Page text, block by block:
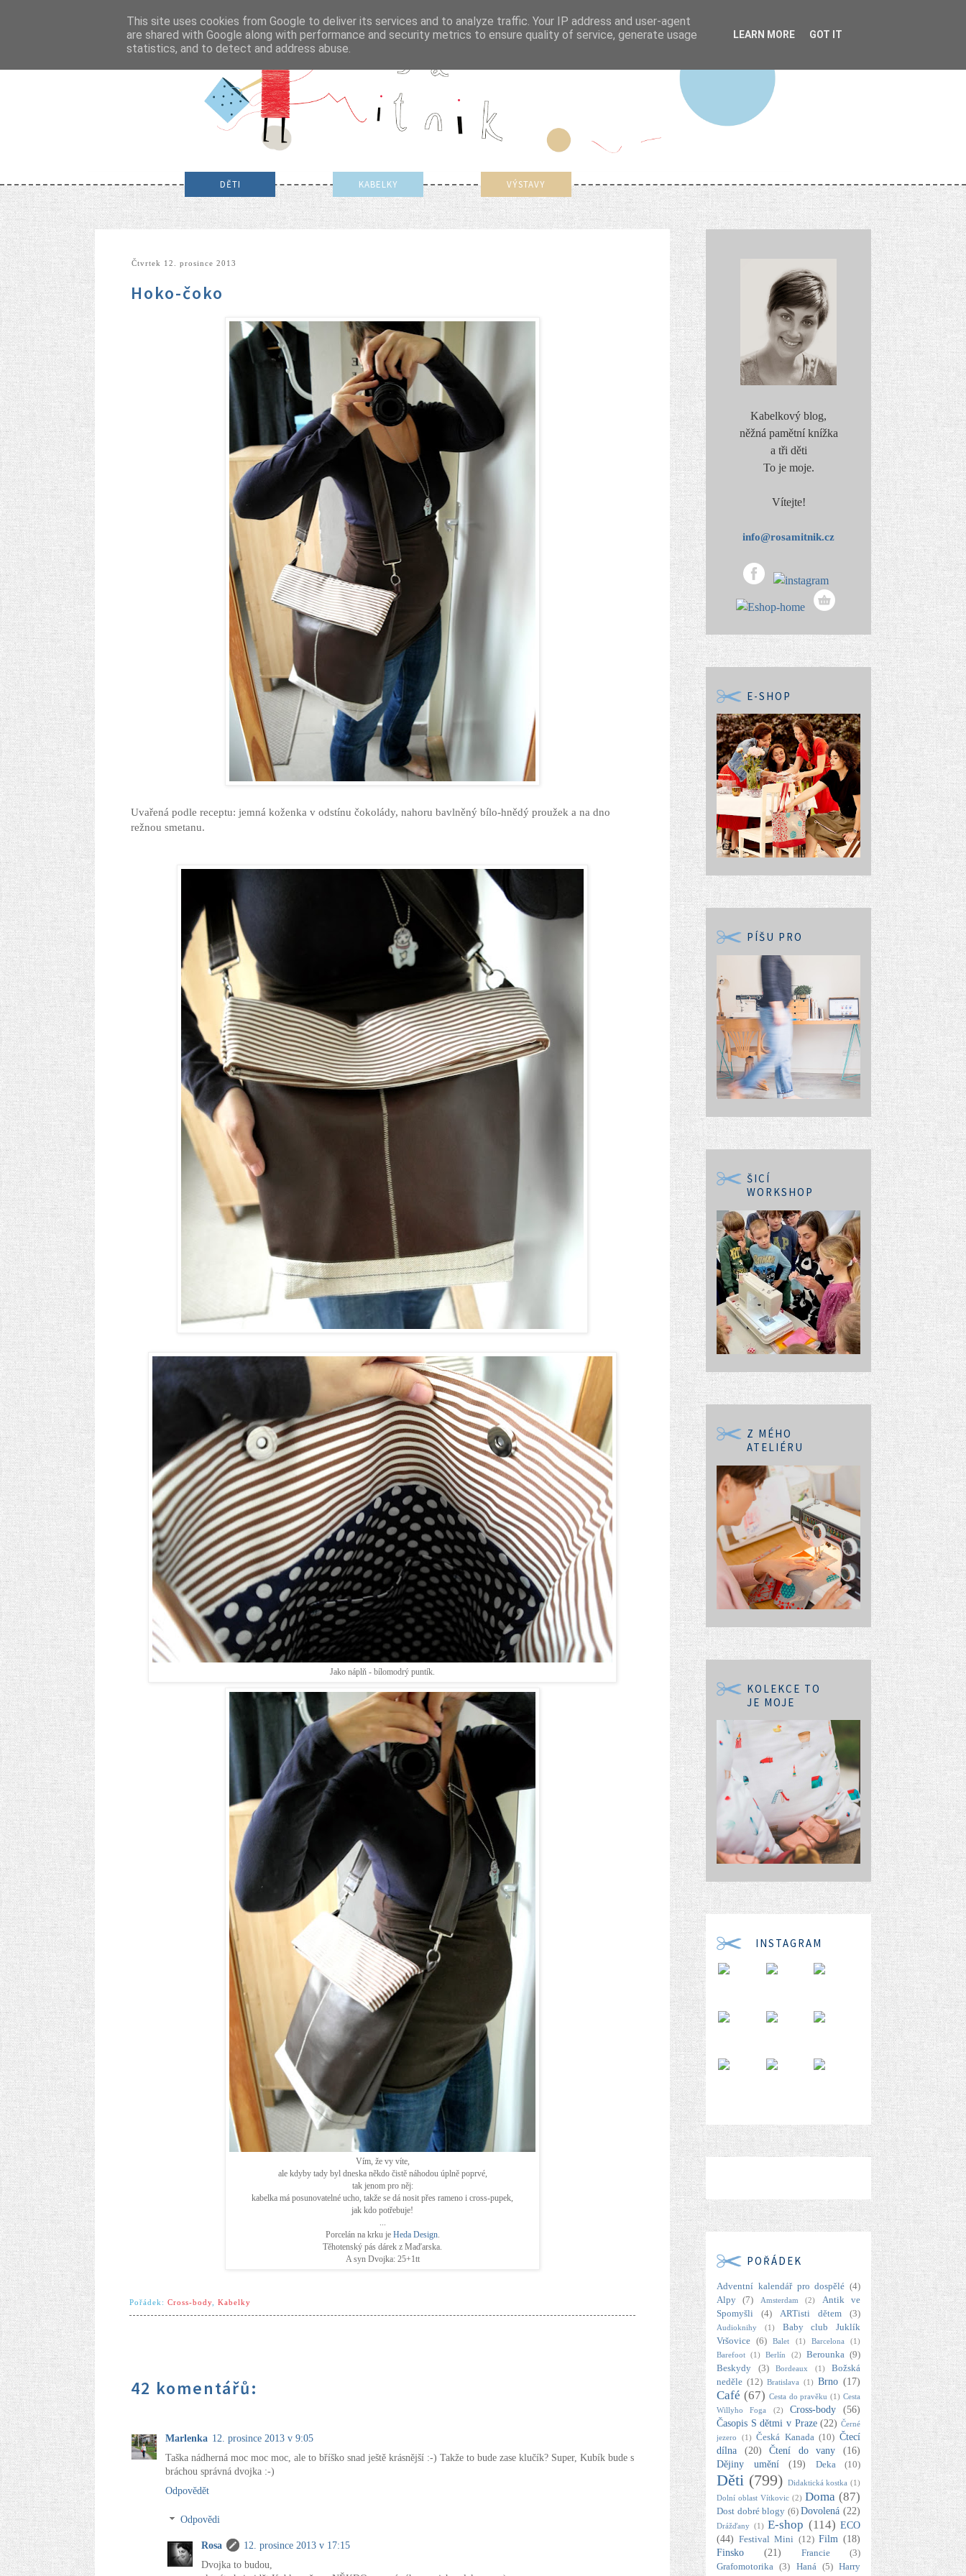
DĚTI KABELKY VÝSTAVY
čtvrtek 12. prosince 2013
Hoko-čoko
Uvařená podle receptu: jemná koženka v odstínu čokolády, nahoru bavlněný bílo-hnědý proužek a na dno
režnou smetanu.
Jako náplň - bílomodrý puntík.
Vím, že vy víte,
ale kdyby tady byl dneska někdo čistě náhodou úplně poprvé,
tak jenom pro něj:
kabelka má posunovatelné ucho, takže se dá nosit přes rameno i cross-pupek,
jak kdo potřebuje!
...
Porcelán na krku je Heda Design.
Těhotenský pás dárek z Maďarska.
A syn Dvojka: 25+1tt
Pořádek: Cross-body, Kabelky
42 komentářů:
Marlenka 12. prosince 2013 v 9:05
Taška nádherná moc moc moc, ale to bříško snad ještě krásnější :-) Takže to bude zase klučík? Super, Kubík bude s
bráchou správná dvojka :-)
Odpovědět
Odpovědi
Rosa
12. prosince 2013 v 17:15
Dvojka to budou,
Kabelkový blog,
něžná pamětní knížka
a tři děti
To je moje.
Vítejte!
info@rosamitnik.cz
E-SHOP
PÍŠU PRO
ŠICÍ
WORKSHOP
Z MÉHO
ATELIÉRU
KOLEKCE TO
JE MOJE
INSTAGRAM
POŘÁDEK
Adventní kalendář pro dospělé (4)
Alpy
(7) Amsterdam (2)
Antik ve
Spomyšli
(4) ARTisti dětem (3)
Audioknihy (1)
Baby club Juklík
Vršovice (6) Balet (1) Barcelona
(1)
Barefoot
(1) Berlín (2) Berounka (9)
Beskydy
(3) Bordeaux (1)
Božská
neděle (12) Bratislava (1) Brno (17)
Café (67) Cesta do pravěku (1) Cesta
Willyho Foga
(2) Cross-body
(56)
Časopis S dětmi v Praze (22) Černé
jezero
(1) Česká Kanada (10) Čtecí
dílna
(20) Čtení do vany
(16)
Dějiny umění
(19) Deka (10)
Děti (799) Didaktická kostka (1)
Dolní oblast Vítkovic (2) Doma (87)
Dost dobré blogy (6) Dovolená (22)
Drážďany (1) E-shop (114) ECO
(44) Festival Mini (12) Film (18)
Finsko
(21) Francie
(3)
Grafomotorika (3) Haná (5) Harry
This site uses cookies from Google to deliver its services and to analyze traffic. Your IP address and user-agent
are shared with Google along with performance and security metrics to ensure quality of service, generate usage
statistics, and to detect and address abuse.
LEARN MORE GOT IT